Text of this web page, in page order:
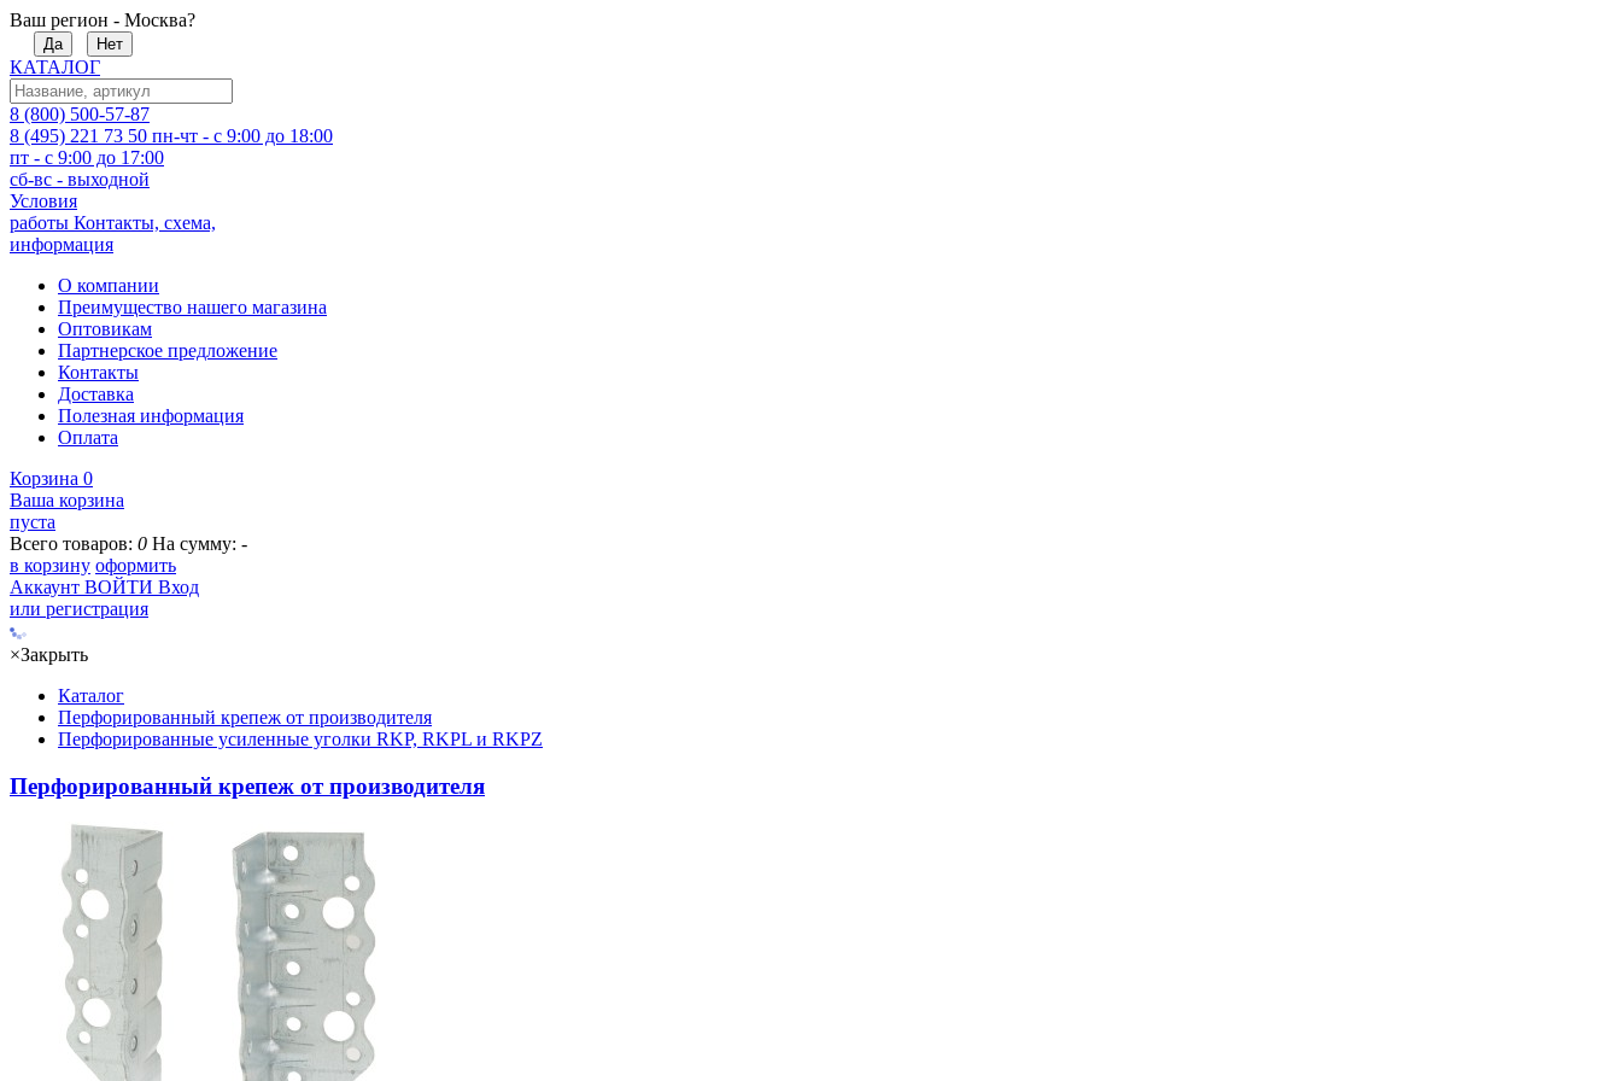
Ваш регион - Москва?
Да Нет
КАТАЛОГ
8 (800) 500-57-87
8 (495) 221 73 50 пн-чт - с 9:00 до 18:00
пт - с 9:00 до 17:00
сб-вс - выходной
Условия
работы Контакты, схема,
информация
О компании
Преимущество нашего магазина
Оптовикам
Партнерское предложение
Контакты
Доставка
Полезная информация
Оплата
Корзина 0
Ваша корзина
пуста
Всего товаров: 0 На сумму: -
в корзину оформить
Аккаунт ВОЙТИ Вход
или регистрация
×Закрыть
Каталог
Перфорированный крепеж от производителя
Перфорированные усиленные уголки RKP, RKPL и RKPZ
Перфорированный крепеж от производителя